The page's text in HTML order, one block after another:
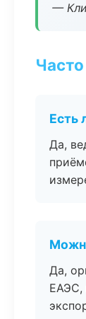
—
Есть
Да,
Да,
ЕАЭС,